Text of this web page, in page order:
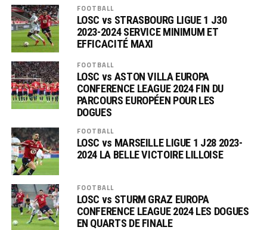
FOOTBALL
LOSC vs STRASBOURG LIGUE 1 J30
2023-2024 SERVICE MINIMUM ET
EFFICACITÉ MAXI
FOOTBALL
LOSC vs ASTON VILLA EUROPA
CONFERENCE LEAGUE 2024 FIN DU
PARCOURS EUROPÉEN POUR LES
DOGUES
FOOTBALL
LOSC vs MARSEILLE LIGUE 1 J28 2023-
2024 LA BELLE VICTOIRE LILLOISE
FOOTBALL
LOSC vs STURM GRAZ EUROPA
CONFERENCE LEAGUE 2024 LES DOGUES
EN QUARTS DE FINALE